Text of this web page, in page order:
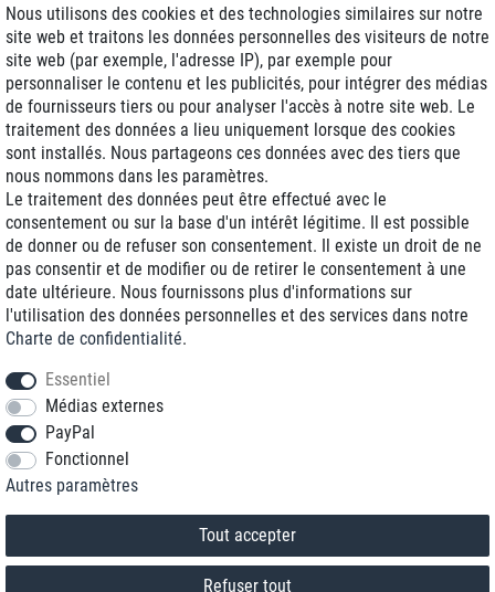
Livraison J+1
Frais d'expédition réduits
Reconditionnée avec garantie
+33 1 70 99 07 94 *
* Vous pouvez nous joindre aux tarifs locaux du lundi au vendredi de 9h à 18h.
Nous utilisons des cookies et des technologies similaires sur notre
site web et traitons les données personnelles des visiteurs de notre
site web (par exemple, l'adresse IP), par exemple pour
personnaliser le contenu et les publicités, pour intégrer des médias
de fournisseurs tiers ou pour analyser l'accès à notre site web. Le
traitement des données a lieu uniquement lorsque des cookies
sont installés. Nous partageons ces données avec des tiers que
nous nommons dans les paramètres.
Le traitement des données peut être effectué avec le
consentement ou sur la base d'un intérêt légitime. Il est possible
de donner ou de refuser son consentement. Il existe un droit de ne
pas consentir et de modifier ou de retirer le consentement à une
date ultérieure. Nous fournissons plus d'informations sur
l'utilisation des données personnelles et des services dans notre
Charte de confidentialité.
Essentiel
Médias externes
PayPal
Fonctionnel
Autres paramètres
Tout accepter
Refuser tout